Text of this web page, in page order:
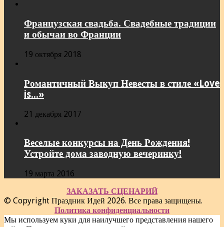
Французская свадьба. Свадебные традиции
и обычаи во Франции
19 октября 2018
Романтичный Выкуп Невесты в стиле «Love
is...»
21 декабря 2017
Веселые конкурсы на День Рождения!
Устройте дома заводную вечеринку!
19 марта 2016
ЗАКАЗАТЬ СЦЕНАРИЙ
© Copyright Праздник Идей 2026. Все права защищены.
Политика конфиденциальности
Мы используем куки для наилучшего представления нашего